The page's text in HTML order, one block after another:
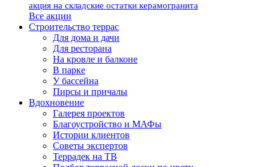
акция на складские остатки керамогранита
Все акции
Строительство террас
Для дома и дачи
Для ресторана
На кровле и балконе
В парке
У бассейна
Пирсы и причалы
Вдохновение
Галерея проектов
Благоустройство и МАФы
Истории клиентов
Советы экспертов
Террадек на ТВ